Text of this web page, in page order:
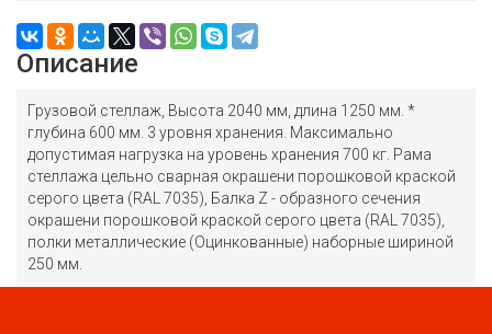
Описание
Грузовой стеллаж, Высота 2040 мм, длина 1250 мм. *
глубина 600 мм. 3 уровня хранения. Максимально
допустимая нагрузка на уровень хранения 700 кг. Рама
стеллажа цельно сварная окрашени порошковой краской
серого цвета (RAL 7035), Балка Z - образного сечения
окрашени порошковой краской серого цвета (RAL 7035),
полки металлические (Оцинкованные) наборные шириной
250 мм.